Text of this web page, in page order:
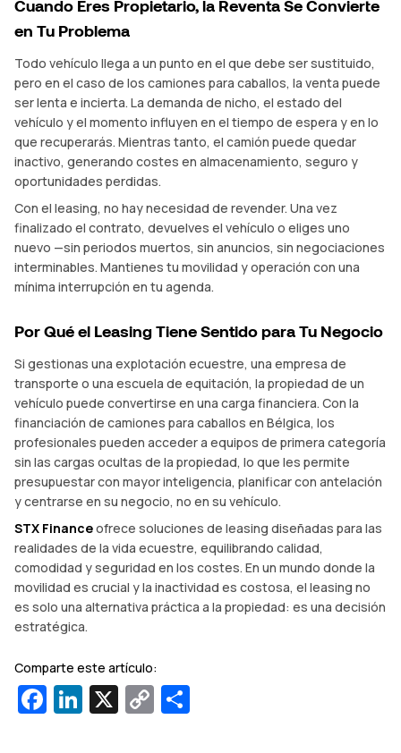
Cuando Eres Propietario, la Reventa Se Convierte
en Tu Problema
Todo vehículo llega a un punto en el que debe ser sustituido,
pero en el caso de los camiones para caballos, la venta puede
ser lenta e incierta. La demanda de nicho, el estado del
vehículo y el momento influyen en el tiempo de espera y en lo
que recuperarás. Mientras tanto, el camión puede quedar
inactivo, generando costes en almacenamiento, seguro y
oportunidades perdidas.
Con el leasing, no hay necesidad de revender. Una vez
finalizado el contrato, devuelves el vehículo o eliges uno
nuevo —sin periodos muertos, sin anuncios, sin negociaciones
interminables. Mantienes tu movilidad y operación con una
mínima interrupción en tu agenda.
Por Qué el Leasing Tiene Sentido para Tu Negocio
Si gestionas una explotación ecuestre, una empresa de
transporte o una escuela de equitación, la propiedad de un
vehículo puede convertirse en una carga financiera. Con la
financiación de camiones para caballos en Bélgica, los
profesionales pueden acceder a equipos de primera categoría
sin las cargas ocultas de la propiedad, lo que les permite
presupuestar con mayor inteligencia, planificar con antelación
y centrarse en su negocio, no en su vehículo.
STX Financeofrece soluciones de leasing diseñadas para las
realidades de la vida ecuestre, equilibrando calidad,
comodidad y seguridad en los costes. En un mundo donde la
movilidad es crucial y la inactividad es costosa, el leasing no
es solo una alternativa práctica a la propiedad: es una decisión
estratégica.
Comparte este artículo:
Facebook
LinkedIn
X Copy